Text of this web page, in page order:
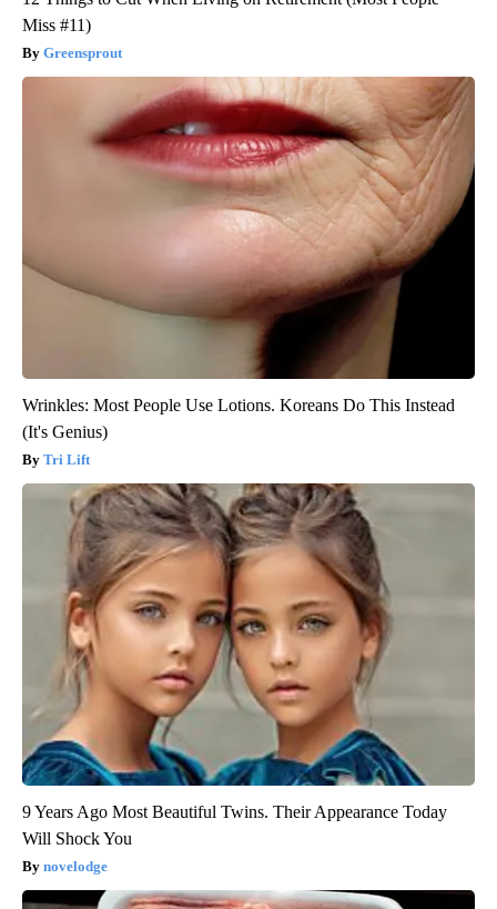
Miss #11)
Greensprout
Wrinkles: Most People Use Lotions. Koreans Do This Instead
(It's Genius)
Tri Lift
9 Years Ago Most Beautiful Twins. Their Appearance Today
Will Shock You
novelodge